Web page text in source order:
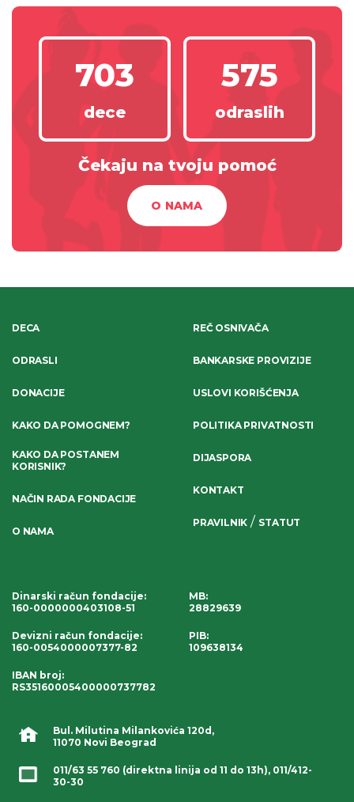
703
dece
575
odraslih
Čekaju na tvoju pomoć
O NAMA
Bul. Milutina Milankovića 120d,
11070 Novi Beograd
011/63 55 760 (direktna linija od 11 do 13h), 011/412-
30-30
DECA
ODRASLI
DONACIJE
KAKO DA POMOGNEM?
KAKO DA POSTANEM
KORISNIK?
NAČIN RADA FONDACIJE
O NAMA
REČ OSNIVAČA
BANKARSKE PROVIZIJE
USLOVI KORIŠĆENJA
POLITIKA PRIVATNOSTI
DIJASPORA
KONTAKT
PRAVILNIK / STATUT
Dinarski račun fondacije:
160-0000000403108-51
Devizni račun fondacije:
160-0054000007377-82
IBAN broj:
RS35160005400000737782
MB:
28829639
PIB:
109638134